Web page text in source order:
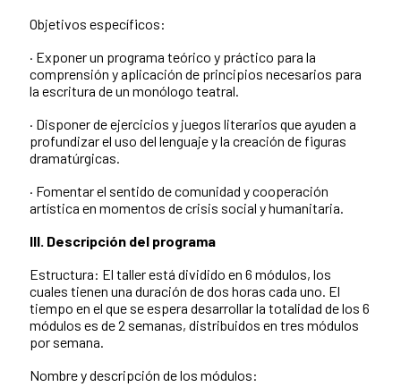
Objetivos específicos:
· Exponer un programa teórico y práctico para la
comprensión y aplicación de principios necesarios para
la escritura de un monólogo teatral.
· Disponer de ejercicios y juegos literarios que ayuden a
profundizar el uso del lenguaje y la creación de figuras
dramatúrgicas.
· Fomentar el sentido de comunidad y cooperación
artística en momentos de crisis social y humanitaria.
III. Descripción del programa
Estructura: El taller está dividido en 6 módulos, los
cuales tienen una duración de dos horas cada uno. El
tiempo en el que se espera desarrollar la totalidad de los 6
módulos es de 2 semanas, distribuidos en tres módulos
por semana.
Nombre y descripción de los módulos: